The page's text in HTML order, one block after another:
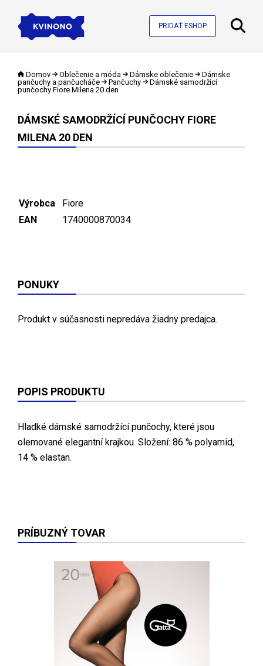
PRIDAŤ ESHOP
Domov Oblečenie a móda Dámske oblečenie
Dámske
pančuchy a pančucháče
Pančuchy
Dámské samodržící
punčochy Fiore Milena 20 den
DÁMSKÉ SAMODRŽÍCÍ PUNČOCHY FIORE
MILENA 20 DEN
Výrobca
Fiore
EAN
1740000870034
PONUKY
Produkt v súčasnosti nepredáva žiadny predajca.
POPIS PRODUKTU
Hladké dámské samodržící punčochy, které jsou
olemované elegantní krajkou. Složení: 86 % polyamid,
14 % elastan.
PRÍBUZNÝ TOVAR